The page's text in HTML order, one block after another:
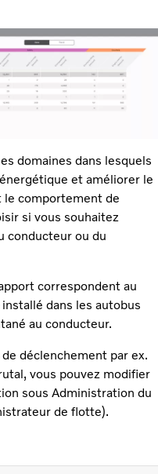
domaines dans lesquels
et améliorer le
le comportement de
si vous souhaitez
conducteur ou du
correspondent au
dans les autobus
au conducteur.
déclenchement par ex.
vous pouvez modifier
sous Administration du
de flotte).